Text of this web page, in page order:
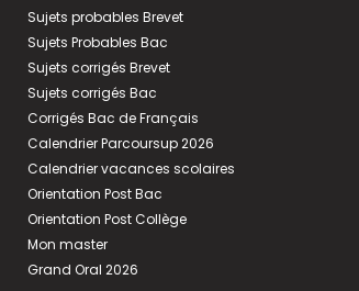
Sujets probables Brevet
Sujets Probables Bac
Sujets corrigés Brevet
Sujets corrigés Bac
Corrigés Bac de Français
Calendrier Parcoursup 2026
Calendrier vacances scolaires
Orientation Post Bac
Orientation Post Collège
Mon master
Grand Oral 2026